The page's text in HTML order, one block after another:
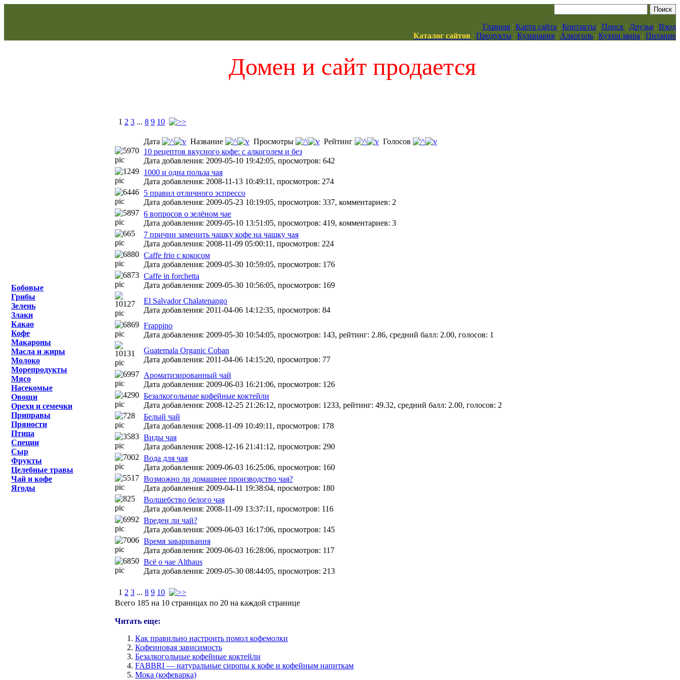
Главная | Карта сайта | Контакты | Поиск | Друзья | Вход
Каталог сайтов | Продукты | Кулинария | Алкоголь | Кухни мира | Питание
Домен и сайт продается
Бобовые
Грибы
Зелень
Злаки
Какао
Кофе
Макароны
Масла и жиры
Молоко
Морепродукты
Мясо
Насекомые
Овощи
Орехи и семечки
Приправы
Пряности
Птица
Специи
Сыр
Фрукты
Целебные травы
Чай и кофе
Ягоды
1 2 3 ... 8 9 10
Дата Название Просмотры Рейтинг
Голосов
10 рецептов вкусного кофе: с алкоголем и без
Дата добавления: 2009-05-10 19:42:05, просмотров: 642
1000 и одна польза чая
Дата добавления: 2008-11-13 10:49:11, просмотров: 274
5 правил отличного эспрессо
Дата добавления: 2009-05-23 10:19:05, просмотров: 337, комментариев: 2
6 вопросов о зелёном чае
Дата добавления: 2009-05-10 13:51:05, просмотров: 419, комментариев: 3
7 причин заменить чашку кофе на чашку чая
Дата добавления: 2008-11-09 05:00:11, просмотров: 224
Caffe frio с кокосом
Дата добавления: 2009-05-30 10:59:05, просмотров: 176
Caffe in forchetta
Дата добавления: 2009-05-30 10:56:05, просмотров: 169
El Salvador Chalatenango
Дата добавления: 2011-04-06 14:12:35, просмотров: 84
Frappino
Дата добавления: 2009-05-30 10:54:05, просмотров: 143, рейтинг: 2.86, средний балл: 2.00, голосов: 1
Guatemala Organic Coban
Дата добавления: 2011-04-06 14:15:20, просмотров: 77
Ароматизированный чай
Дата добавления: 2009-06-03 16:21:06, просмотров: 126
Безалкогольные кофейные коктейли
Дата добавления: 2008-12-25 21:26:12, просмотров: 1233, рейтинг: 49.32, средний балл: 2.00, голосов: 2
Белый чай
Дата добавления: 2008-11-09 10:49:11, просмотров: 178
Виды чая
Дата добавления: 2008-12-16 21:41:12, просмотров: 290
Вода для чая
Дата добавления: 2009-06-03 16:25:06, просмотров: 160
Возможно ли домашнее производство чая?
Дата добавления: 2009-04-11 19:38:04, просмотров: 180
Волшебство белого чая
Дата добавления: 2008-11-09 13:37:11, просмотров: 116
Вреден ли чай?
Дата добавления: 2009-06-03 16:17:06, просмотров: 145
Время заваривания
Дата добавления: 2009-06-03 16:28:06, просмотров: 117
Всё о чае Althaus
Дата добавления: 2009-05-30 08:44:05, просмотров: 213
1 2 3 ... 8 9 10
Всего 185 на 10 страницах по 20 на каждой странице
Читать еще:
Как правильно настроить помол кофемолки
Кофеиновая зависимость
Безалкогольные кофейные коктейли
FABBRI — натуральные сиропы к кофе и кофейным напиткам
Мока (кофеварка)